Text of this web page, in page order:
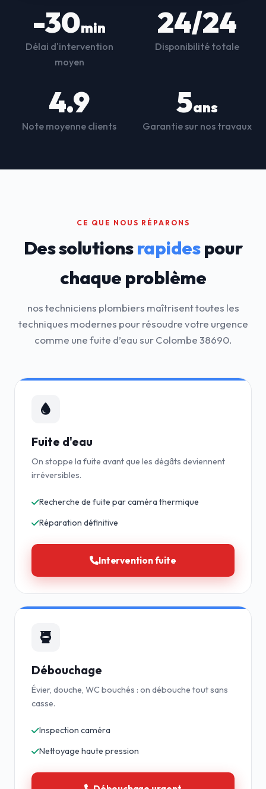
-30min
Délai d'intervention
moyen
24/24
Disponibilité totale
4.9
Note moyenne clients
5ans
Garantie sur nos travaux
CE QUE NOUS RÉPARONS
Des solutionsrapidespour
chaque problème
nos techniciens plombiers maîtrisent toutes les
techniques modernes pour résoudre votre urgence
comme une fuite d’eau sur Colombe 38690.
Fuite d'eau
On stoppe la fuite avant que les dégâts deviennent
irréversibles.
Recherche de fuite par caméra thermique
Réparation définitive
Intervention fuite
Débouchage
Évier, douche, WC bouchés : on débouche tout sans
casse.
Inspection caméra
Nettoyage haute pression